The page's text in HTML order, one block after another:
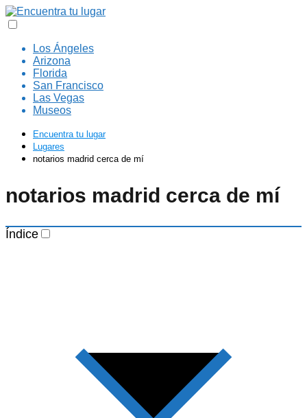
Los Ángeles
Arizona
Florida
San Francisco
Las Vegas
Museos
Encuentra tu lugar
Lugares
notarios madrid cerca de mí
notarios madrid cerca de mí
Índice